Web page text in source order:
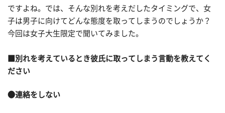
ですよね。では、そんな別れを考えだしたタイミングで、女
子は男子に向けてどんな態度を取ってしまうのでしょうか？
今回は女子大生限定で聞いてみました。
■別れを考えているとき彼氏に取ってしまう言動を教えてく
ださい
●連絡をしない